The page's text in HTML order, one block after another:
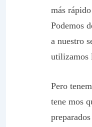
más
Podemos
a nuestro
utilizamos
Pero
tene mos